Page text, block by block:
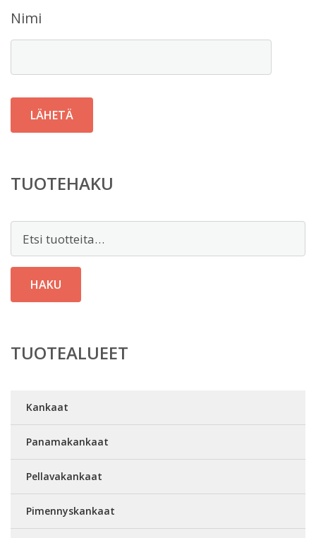
Nimi
TUOTEHAKU
HAKU
TUOTEALUEET
Kankaat
Panamakankaat
Pellavakankaat
Pimennyskankaat